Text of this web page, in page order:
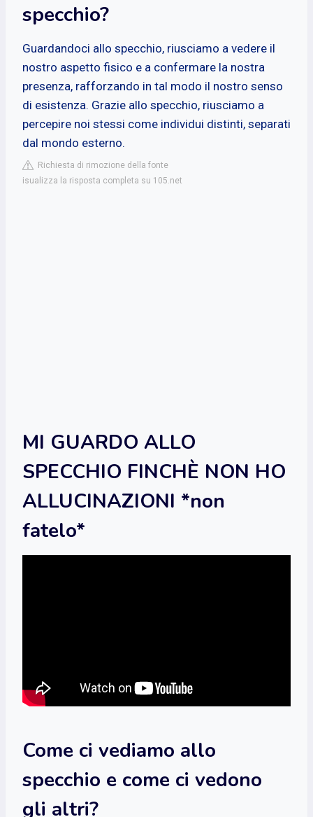
specchio?
Guardandoci allo specchio, riusciamo a vedere il
nostro aspetto fisico e a confermare la nostra
presenza, rafforzando in tal modo il nostro senso
di esistenza. Grazie allo specchio, riusciamo a
percepire noi stessi come individui distinti, separati
dal mondo esterno.
Richiesta di rimozione della fonte
isualizza la risposta completa su 105.net
MI GUARDO ALLO
SPECCHIO FINCHÈ NON HO
ALLUCINAZIONI *non
fatelo*
Come ci vediamo allo
specchio e come ci vedono
gli altri?